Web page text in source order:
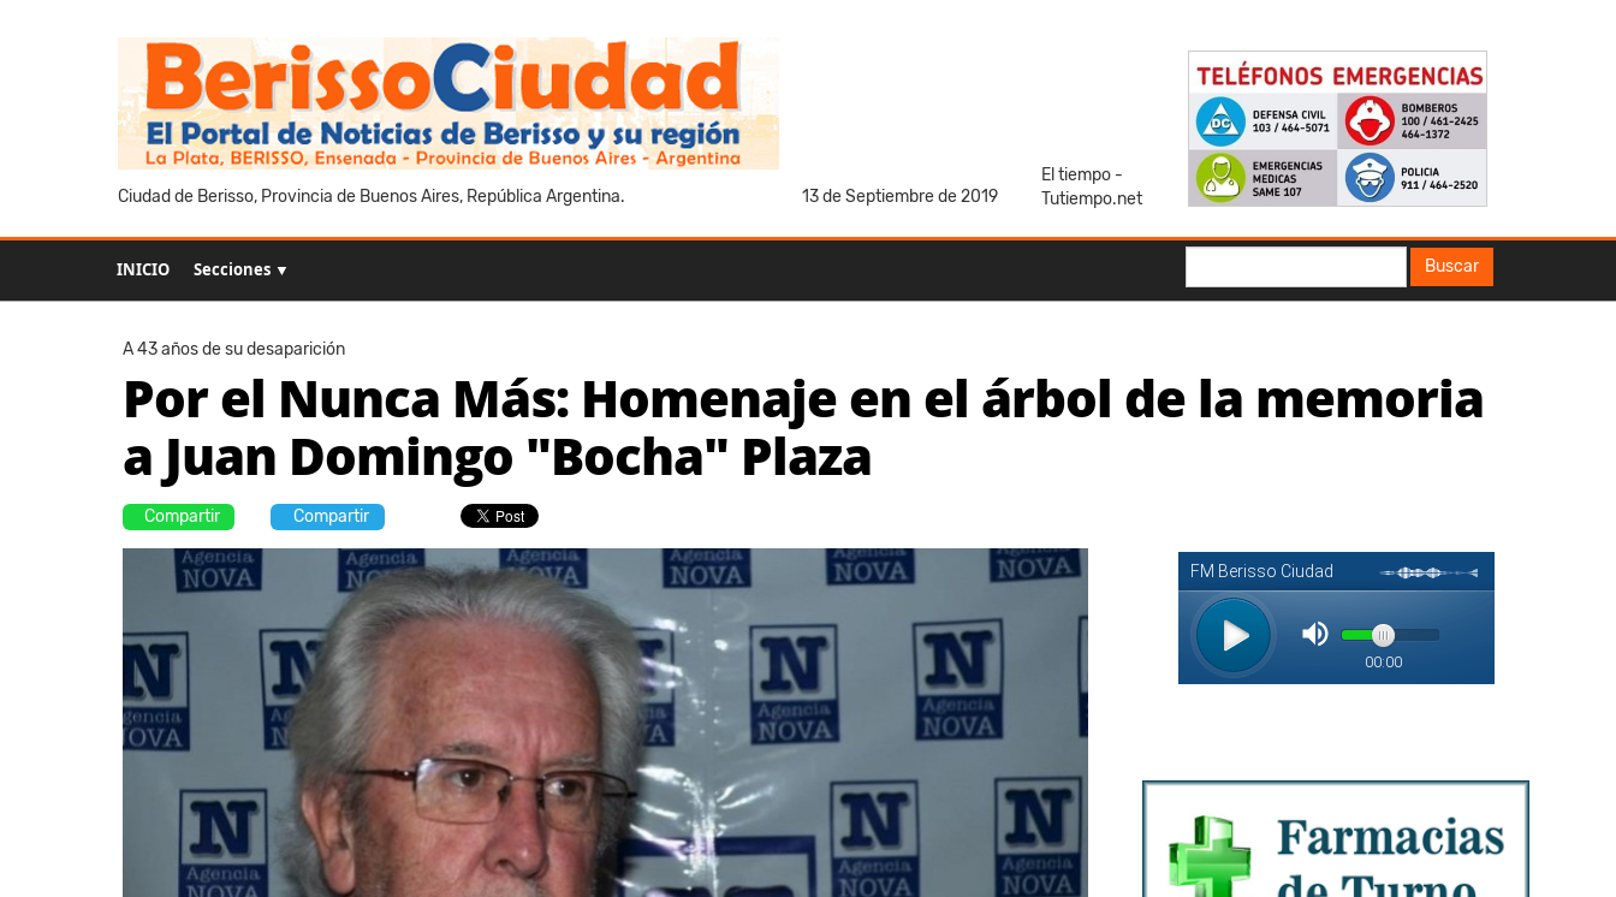
Ciudad de Berisso, Provincia de Buenos Aires, República Argentina. 13 de Septiembre de 2019
El tiempo -
Tutiempo.net
INICIO Secciones ▼ Buscar
A 43 años de su desaparición
Por el Nunca Más: Homenaje en el árbol de la memoria
a Juan Domingo "Bocha" Plaza
Compartir Compartir